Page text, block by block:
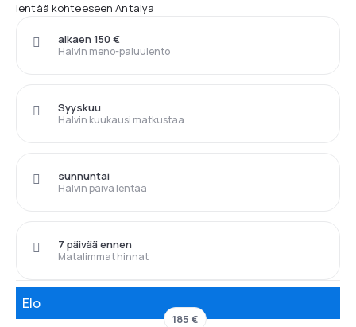
lentää kohteeseen Antalya
Halvin meno-paluulento
alkaen 150 €
Halvin kuukausi matkustaa
Syyskuu
Halvin päivä lentää
sunnuntai
Matalimmat hinnat
7 päivää ennen
Elo
185 €